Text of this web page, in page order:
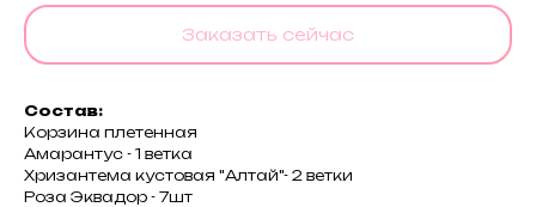
Заказать сейчас
Состав:
Корзина плетенная
Амарантус - 1 ветка
Хризантема кустовая "Алтай"- 2 ветки
Роза Эквадор - 7шт